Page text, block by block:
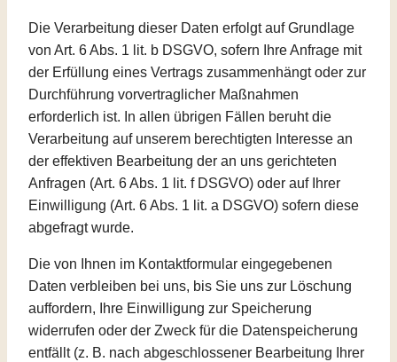
Die Verarbeitung dieser Daten erfolgt auf Grundlage
von Art. 6 Abs. 1 lit. b DSGVO, sofern Ihre Anfrage mit
der Erfüllung eines Vertrags zusammenhängt oder zur
Durchführung vorvertraglicher Maßnahmen
erforderlich ist. In allen übrigen Fällen beruht die
Verarbeitung auf unserem berechtigten Interesse an
der effektiven Bearbeitung der an uns gerichteten
Anfragen (Art. 6 Abs. 1 lit. f DSGVO) oder auf Ihrer
Einwilligung (Art. 6 Abs. 1 lit. a DSGVO) sofern diese
abgefragt wurde.
Die von Ihnen im Kontaktformular eingegebenen
Daten verbleiben bei uns, bis Sie uns zur Löschung
auffordern, Ihre Einwilligung zur Speicherung
widerrufen oder der Zweck für die Datenspeicherung
entfällt (z. B. nach abgeschlossener Bearbeitung Ihrer